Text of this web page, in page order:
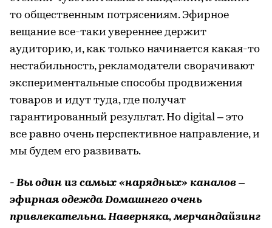
то общественным потрясениям. Эфирное
вещание все-таки увереннее держит
аудиторию, и, как только начинается какая-то
нестабильность, рекламодатели сворачивают
экспериментальные способы продвижения
товаров и идут туда, где получат
гарантированный результат. Но digital – это
все равно очень перспективное направление, и
мы будем его развивать.
- Вы один из самых «нарядных» каналов –
эфирная одежда Dомашнего очень
привлекательна. Наверняка, мерчандайзинг